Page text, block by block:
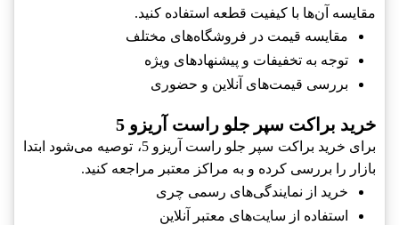
مقایسه آن‌ها با کیفیت قطعه استفاده کنید.
مقایسه قیمت در فروشگاه‌های مختلف
توجه به تخفیفات و پیشنهادهای ویژه
بررسی قیمت‌های آنلاین و حضوری
خرید براکت سپر جلو راست آریزو 5
برای خرید براکت سپر جلو راست آریزو 5، توصیه می‌شود ابتدا
بازار را بررسی کرده و به مراکز معتبر مراجعه کنید.
خرید از نمایندگی‌های رسمی چری
استفاده از سایت‌های معتبر آنلاین